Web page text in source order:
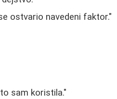
ostvario navedeni faktor."
sam koristila."